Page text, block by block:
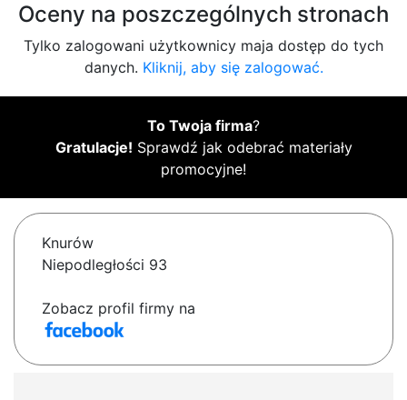
Oceny na poszczególnych stronach
Tylko zalogowani użytkownicy maja dostęp do tych
danych. Kliknij, aby się zalogować.
To Twoja firma?
Gratulacje! Sprawdź jak odebrać materiały
promocyjne!
Knurów
Niepodległości 93
Zobacz profil firmy na